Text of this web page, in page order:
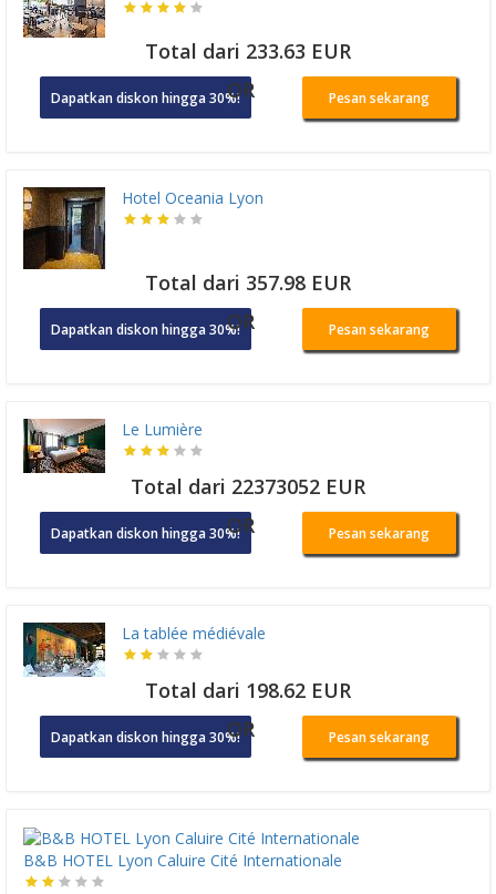
Total dari 233.63 EUR
Dapatkan diskon hingga 30%!OR Pesan sekarang
Hotel Oceania Lyon
Total dari 357.98 EUR
Dapatkan diskon hingga 30%!OR Pesan sekarang
Le Lumière
Total dari 22373052 EUR
Dapatkan diskon hingga 30%!OR Pesan sekarang
La tablée médiévale
Total dari 198.62 EUR
Dapatkan diskon hingga 30%!OR Pesan sekarang
B&B HOTEL Lyon Caluire Cité Internationale